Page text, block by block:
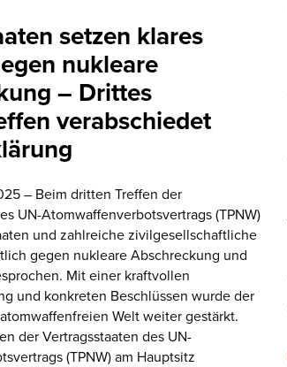
setzen klares
nukleare
– Drittes
verabschiedet
– Beim dritten Treffen der
UN-Atomwaffenverbotsvertrags (TPNW)
und zahlreiche zivilgesellschaftliche
gegen nukleare Abschreckung und
Mit einer kraftvollen
und konkreten Beschlüssen wurde der
Welt weiter gestärkt.
der Vertragsstaaten des UN-
(TPNW) am Hauptsitz